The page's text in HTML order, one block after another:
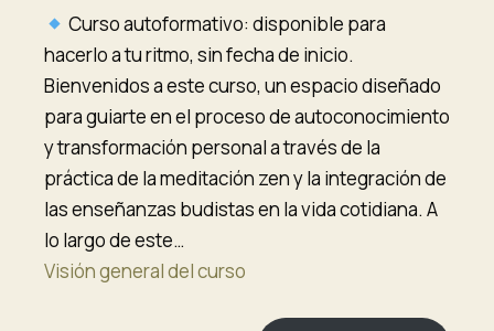
Curso autoformativo: disponible para
hacerlo a tu ritmo, sin fecha de inicio.
Bienvenidos a este curso, un espacio diseñado
para guiarte en el proceso de autoconocimiento
y transformación personal a través de la
práctica de la meditación zen y la integración de
las enseñanzas budistas en la vida cotidiana. A
lo largo de este…
Visión general del curso